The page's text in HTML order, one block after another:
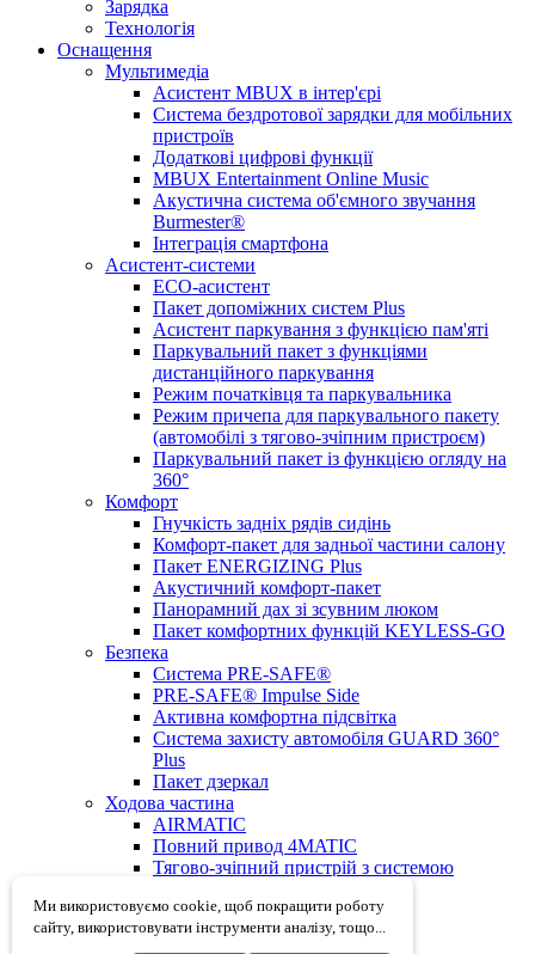
Зарядка
Технологія
Оснащення
Мультимедіа
Асистент MBUX в інтер'єрі
Система бездротової зарядки для мобільних
пристроїв
Додаткові цифрові функції
MBUX Entertainment Online Music
Акустична система об'ємного звучання
Burmester®
Інтеграція смартфона
Асистент-системи
ECO-асистент
Пакет допоміжних систем Plus
Асистент паркування з функцією пам'яті
Паркувальний пакет з функціями
дистанційного паркування
Режим початківця та паркувальника
Режим причепа для паркувального пакету
(автомобілі з тягово-зчіпним пристроєм)
Паркувальний пакет із функцією огляду на
360°
Комфорт
Гнучкість задніх рядів сидінь
Комфорт-пакет для задньої частини салону
Пакет ENERGIZING Plus
Акустичний комфорт-пакет
Панорамний дах зі зсувним люком
Пакет комфортних функцій KEYLESS-GO
Безпека
Система PRE-SAFE®
PRE-SAFE® Impulse Side
Активна комфортна підсвітка
Система захисту автомобіля GUARD 360°
Plus
Пакет дзеркал
Ходова частина
AIRMATIC
Повний привод 4MATIC
Тягово-зчіпний пристрій з системою
Карта сайту
Ми використовуємо cookie, щоб покращити роботу
сайту, використовувати інструменти аналізу, тощо...